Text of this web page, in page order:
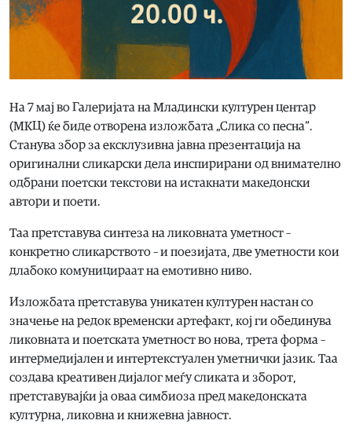
На 7 мај во Галеријата на Младински културен центар
(МКЦ) ќе биде отворена изложбата „Слика со песна“.
Станува збор за ексклузивна јавна презентација на
оригинални сликарски дела инспирирани од внимателно
одбрани поетски текстови на истакнати македонски
автори и поети.
Таа претставува синтеза на ликовната уметност –
конкретно сликарството – и поезијата, две уметности кои
длабоко комуницираат на емотивно ниво.
Изложбата претставува уникатен културен настан со
значење на редок временски артефакт, кој ги обединува
ликовната и поетската уметност во нова, трета форма –
интермедијален и интертекстуален уметнички јазик. Таа
создава креативен дијалог меѓу сликата и зборот,
претставувајќи ја оваа симбиоза пред македонската
културна, ликовна и книжевна јавност.